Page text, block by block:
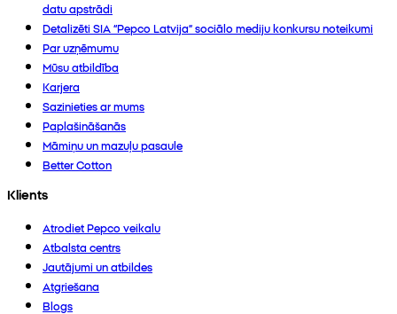
datu apstrādi
Detalizēti SIA “Pepco Latvija” sociālo mediju konkursu noteikumi
Par uzņēmumu
Mūsu atbildība
Karjera
Sazinieties ar mums
Paplašināšanās
Māmiņu un mazuļu pasaule
Better Cotton
Klients
Atrodiet Pepco veikalu
Atbalsta centrs
Jautājumi un atbildes
Atgriešana
Blogs